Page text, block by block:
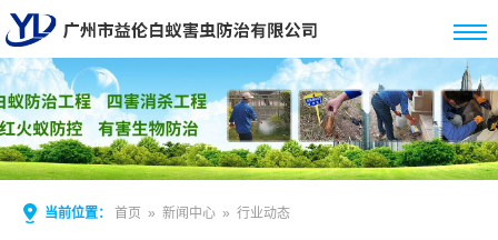
当前位置： 首页 » 新闻中心 » 行业动态